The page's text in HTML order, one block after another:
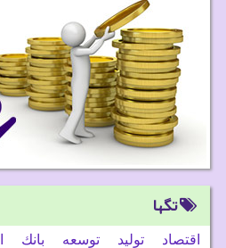
تگها
اقتصاد تولید توسعه بانك